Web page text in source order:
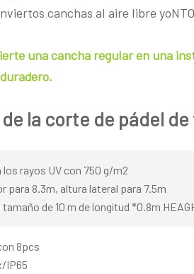
canchas al aire libre yo
una cancha regular en una
la corte de pádel
rayos UV con 750 g/m2
para 8.3m, altura lateral para 7.5m
de 10 m de longitud *0.8m
8pcs
IP65